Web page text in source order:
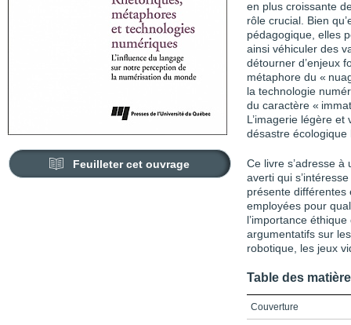
Feuilleter cet ouvrage
en plus croissante
rôle crucial. Bien
pédagogique, elles
ainsi véhiculer des
détourner d’enjeux
métaphore du «
la technologie
du caractère «
L’imagerie légère
désastre
Ce livre s’adresse
averti qui
présente différentes
employées pour
l’importance
argumentatifs sur
robotique, les jeux
Table des
Couverture